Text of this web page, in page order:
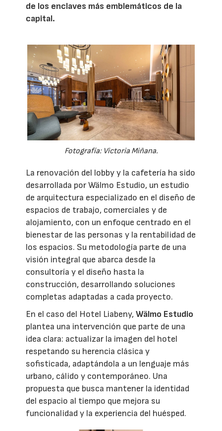
de los enclaves más emblemáticos de la
capital.
Fotografía: Victoria Miñana.
La renovación del lobby y la cafetería ha sido
desarrollada por Wälmo Estudio, un estudio
de arquitectura especializado en el diseño de
espacios de trabajo, comerciales y de
alojamiento, con un enfoque centrado en el
bienestar de las personas y la rentabilidad de
los espacios. Su metodología parte de una
visión integral que abarca desde la
consultoría y el diseño hasta la
construcción, desarrollando soluciones
completas adaptadas a cada proyecto.
En el caso del Hotel Liabeny,Wälmo Estudio
plantea una intervención que parte de una
idea clara: actualizar la imagen del hotel
respetando su herencia clásica y
sofisticada, adaptándola a un lenguaje más
urbano, cálido y contemporáneo. Una
propuesta que busca mantener la identidad
del espacio al tiempo que mejora su
funcionalidad y la experiencia del huésped.